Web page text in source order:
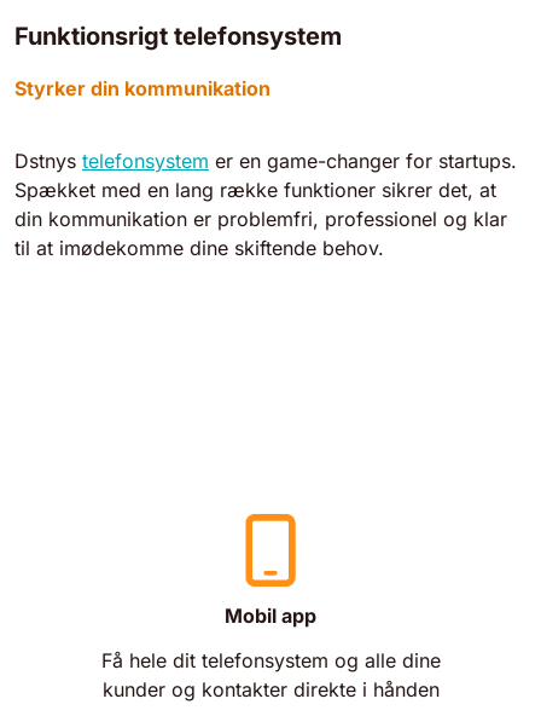
Funktionsrigt telefonsystem
Styrker din kommunikation
Dstnys telefonsystem er en game-changer for startups.
Spækket med en lang række funktioner sikrer det, at
din kommunikation er problemfri, professionel og klar
til at imødekomme dine skiftende behov.
Mobil app
Få hele dit telefonsystem og alle dine
kunder og kontakter direkte i hånden